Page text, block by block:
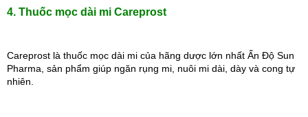
4. Thuốc mọc dài mi Careprost
Careprost là thuốc mọc dài mi của hãng dược lớn nhất Ấn Độ Sun
Pharma, sản phẩm giúp ngăn rụng mi, nuôi mi dài, dày và cong tự
nhiên.